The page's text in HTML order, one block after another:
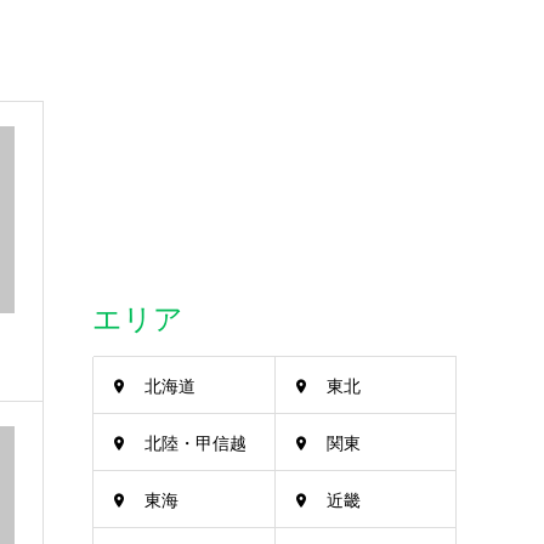
エリア
北海道 東北
北陸・甲信越 関東
東海 近畿